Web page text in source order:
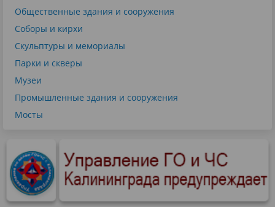
Общественные здания и сооружения
Соборы и кирхи
Скульптуры и мемориалы
Парки и скверы
Музеи
Промышленные здания и сооружения
Мосты